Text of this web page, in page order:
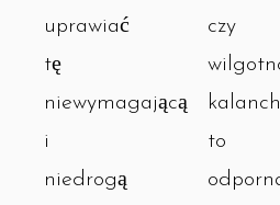
uprawiać
tę
niewymagającą
i
niedrogą
czy
to